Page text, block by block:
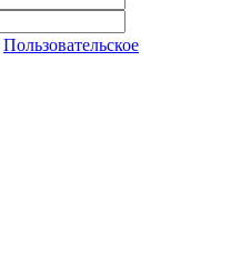
Пользовательское